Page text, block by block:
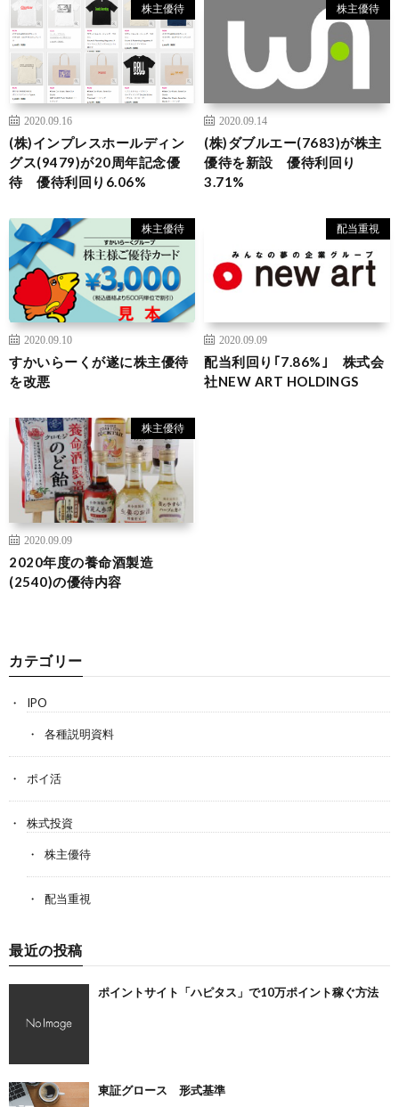
株主優待
2020.09.16
(株)インプレスホールディン
グス(9479)が20周年記念優
待 優待利回り6.06%
株主優待
2020.09.14
(株)ダブルエー(7683)が株主
優待を新設 優待利回り
3.71%
株主優待
2020.09.10
すかいらーくが遂に株主優待
を改悪
配当重視
2020.09.09
配当利回り｢7.86%｣ 株式会
社NEW ART HOLDINGS
株主優待
2020.09.09
2020年度の養命酒製造
(2540)の優待内容
カテゴリー
IPO
各種説明資料
ポイ活
株式投資
株主優待
配当重視
最近の投稿
ポイントサイト「ハピタス」で10万ポイント稼ぐ方法
東証グロース 形式基準